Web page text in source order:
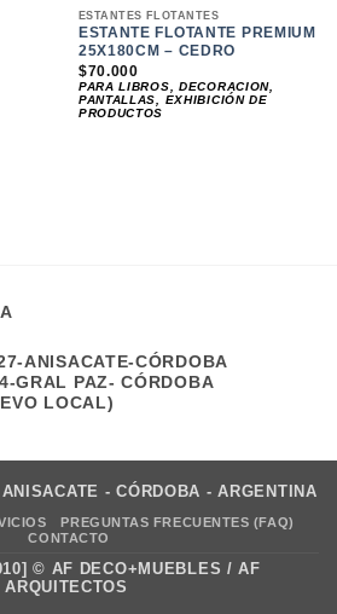
ESTANTES FLOTANTES
ESTANTE FLOTANTE PREMIUM
25X180CM – CEDRO
$70.000
PARA LIBROS, DECORACION,
PANTALLAS, EXHIBICIÓN DE
PRODUCTOS
ANISACATE-CÓRDOBA
GRAL PAZ- CÓRDOBA
LOCAL)
- CÓRDOBA - ARGENTINA
PREGUNTAS FRECUENTES (FAQ)
CONTACTO
© AF DECO+MUEBLES / AF
ARQUITECTOS